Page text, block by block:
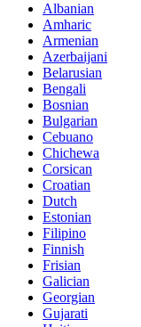
Albanian
Amharic
Armenian
Azerbaijani
Belarusian
Bengali
Bosnian
Bulgarian
Cebuano
Chichewa
Corsican
Croatian
Dutch
Estonian
Filipino
Finnish
Frisian
Galician
Georgian
Gujarati